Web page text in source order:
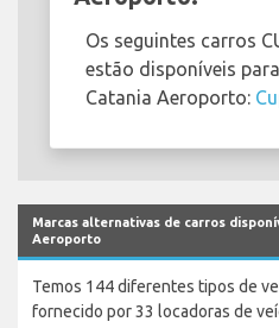
Os seguintes carros
estão disponíveis
Catania Aeroporto:
Marcas alternativas de carros
Aeroporto
Temos 144 diferentes tipos de
fornecido por 33 locadoras de